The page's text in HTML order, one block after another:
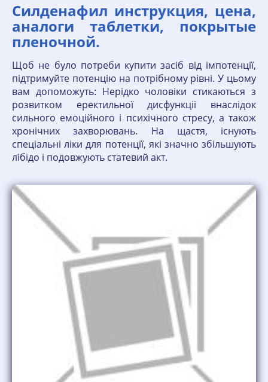
Силденафил инструкция, цена,
аналоги таблетки, покрытые
пленочной.
Щоб не було потреби купити засіб від імпотенції,
підтримуйте потенцію на потрібному рівні. У цьому
вам допоможуть: Нерідко чоловіки стикаються з
розвитком еректильної дисфункції внаслідок
сильного емоційного і психічного стресу, а також
хронічних захворювань. На щастя, існують
спеціальні ліки для потенції, які значно збільшують
лібідо і подовжують статевий акт.